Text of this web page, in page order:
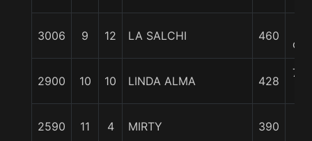
3006 9 12 LA SALCHI 460
2900 10 10 LINDA ALMA 428
7
2590 11 4 MIRTY 390